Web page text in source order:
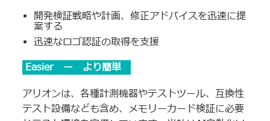
開発検証戦略や計画、修正アドバイスを迅速に提
案する
迅速なロゴ認証の取得を支援
Easier ー より簡単
アリオンは、各種計測機器やテストツール、互換性
テスト設備なども含め、メモリーカード検証に必要